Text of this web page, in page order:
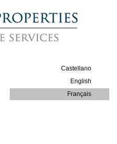
Castellano
English
Français